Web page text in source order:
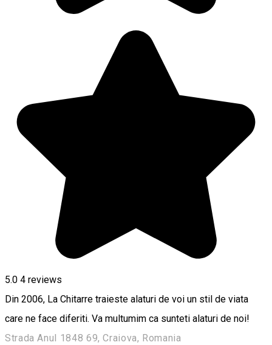
5.0 4 reviews
Din 2006, La Chitarre traieste alaturi de voi un stil de viata
care ne face diferiti. Va multumim ca sunteti alaturi de noi!
Strada Anul 1848 69, Craiova, Romania